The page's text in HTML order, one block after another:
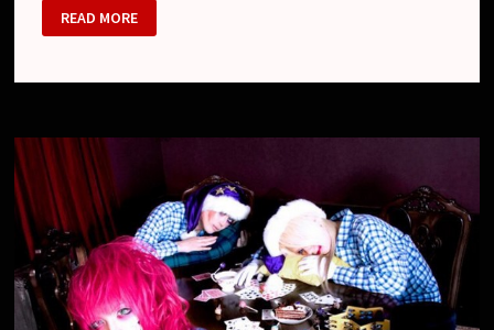
SOROSORO
NERU
KORO…
NOUVEAU
EXTRAITS
DES
CHANSONS
READ MORE